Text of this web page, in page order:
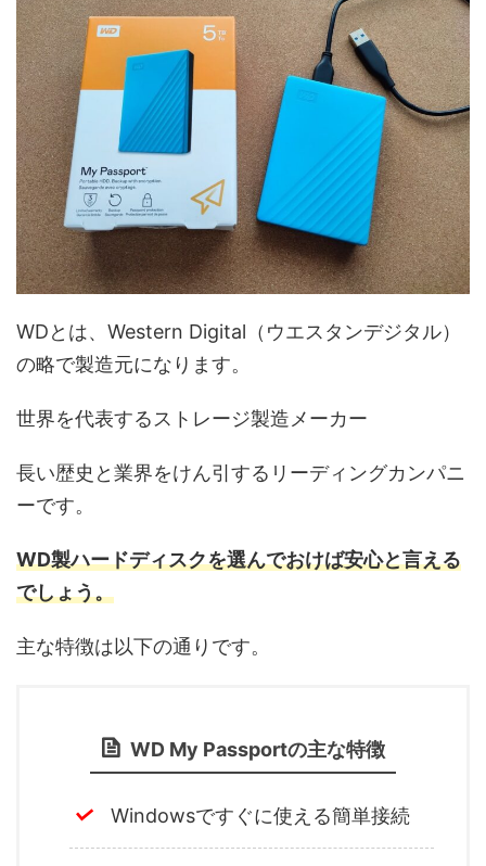
WDとは、Western Digital（ウエスタンデジタル）
の略で製造元になります。
世界を代表するストレージ製造メーカー
長い歴史と業界をけん引するリーディングカンパニ
ーです。
WD製ハードディスクを選んでおけば安心と言える
でしょう。
主な特徴は以下の通りです。
WD My Passportの主な特徴
Windowsですぐに使える簡単接続